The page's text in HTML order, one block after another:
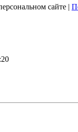
сайте |